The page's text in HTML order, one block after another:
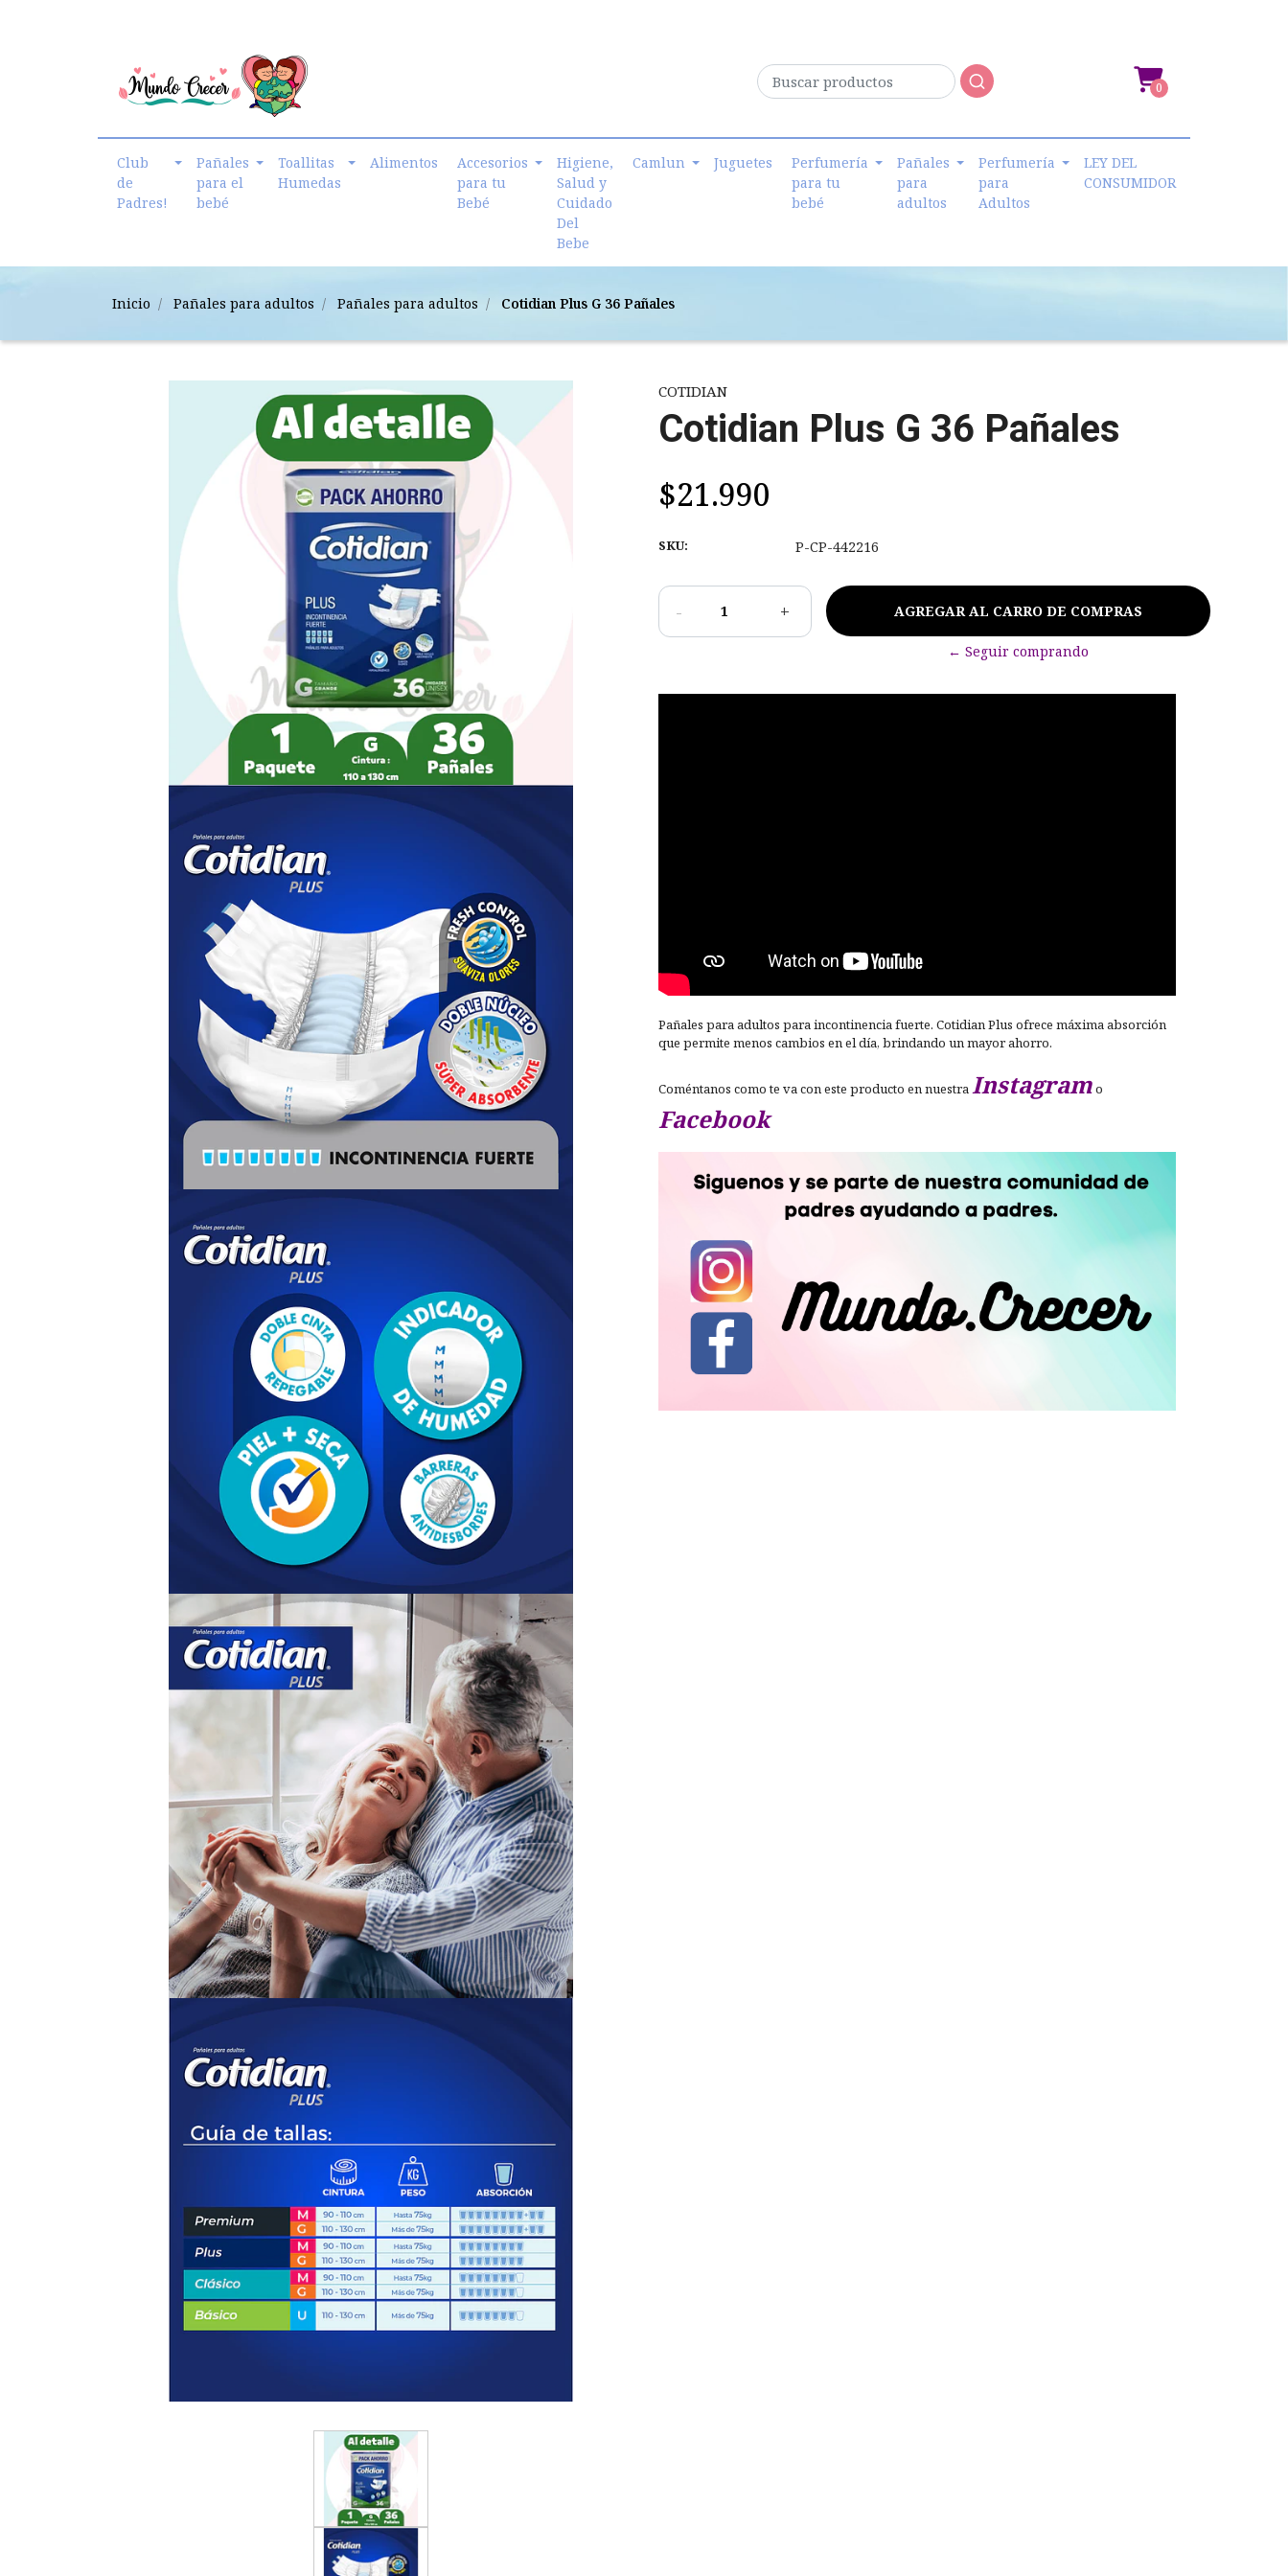
0
Club
de
Padres!
Pañales
para el
bebé
Toallitas
Humedas
Alimentos
Accesorios
para tu
Bebé
Higiene,
Salud y
Cuidado
Del
Bebe
Camlun Juguetes
Perfumería
para tu
bebé
Pañales
para
adultos
Perfumería
para
Adultos
LEY DEL
CONSUMIDOR
Inicio Pañales para adultos Pañales para adultos Cotidian Plus G 36 Pañales
COTIDIAN
Cotidian Plus G 36 Pañales
$21.990
SKU: P-CP-442216
- +
← Seguir comprando
Pañales para adultos para incontinencia fuerte. Cotidian Plus ofrece máxima absorción
que permite menos cambios en el día, brindando un mayor ahorro.
Coméntanos como te va con este producto en nuestraInstagramo
Facebook